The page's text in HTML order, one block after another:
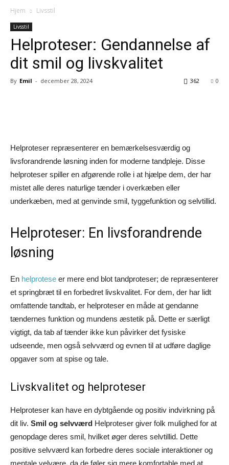
Hjem Livsstil
Livsstil
Helproteser: Gendannelse af
dit smil og livskvalitet
By Emil - december 28, 2024 0
362
Helproteser repræsenterer en bemærkelsesværdig og
livsforandrende løsning inden for moderne tandpleje. Disse
helproteser spiller en afgørende rolle i at hjælpe dem, der har
mistet alle deres naturlige tænder i overkæben eller
underkæben, med at genvinde smil, tyggefunktion og selvtillid.
Helproteser: En livsforandrende
løsning
En helprotese er mere end blot tandproteser; de repræsenterer
et springbræt til en forbedret livskvalitet. For dem, der har lidt
omfattende tandtab, er helproteser en måde at gendanne
tændernes funktion og mundens æstetik på. Dette er særligt
vigtigt, da tab af tænder ikke kun påvirker det fysiske
udseende, men også selvværd og evnen til at udføre daglige
opgaver som at spise og tale.
Livskvalitet og helproteser
Helproteser kan have en dybtgående og positiv indvirkning på
dit liv. Smil og selvværd Helproteser giver folk mulighed for at
genopdage deres smil, hvilket øger deres selvtillid. Dette
positive selvværd kan forbedre deres sociale interaktioner og
mentale velvære, da de føler sig mere komfortable med at